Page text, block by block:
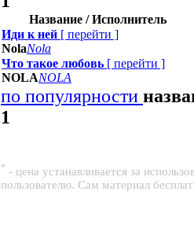
Название / Исполнитель
Иди к ней [ перейти ]
NolaNola
Что такое любовь [ перейти ]
NOLANOLA
по популярности
1
* - цена устанавливается за
пользователю. Сам материал